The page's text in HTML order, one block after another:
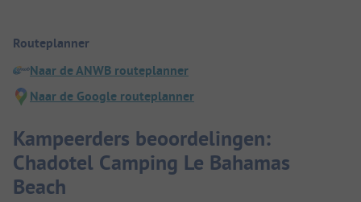
Routeplanner
Naar de ANWB routeplanner
Naar de Google routeplanner
Kampeerders beoordelingen:
Chadotel Camping Le Bahamas
Beach